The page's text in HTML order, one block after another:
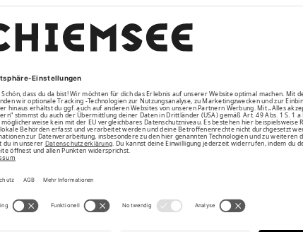
Ärmel und in Knielänge
Druckknöpfe